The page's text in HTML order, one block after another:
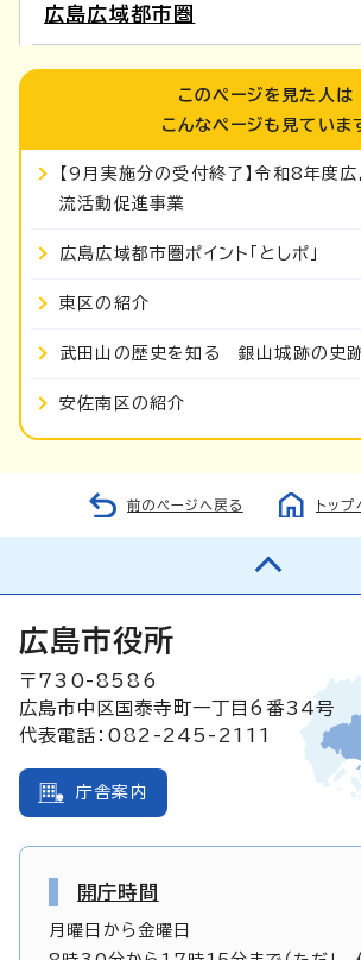
広島広域都市圏
このページを見た人は
こんなページも見ていま
【9月実施分の受付終了】令和8年度
流活動促進事業
広島広域都市圏ポイント「としポ」
東区の紹介
武田山の歴史を知る 銀山城跡の史
安佐南区の紹介
前のページへ戻る トッ
広島市役所
〒730-8586
広島市中区国泰寺町一丁目6番34号
代表電話：082-245-2111
庁舎案内
開庁時間
月曜日から金曜日